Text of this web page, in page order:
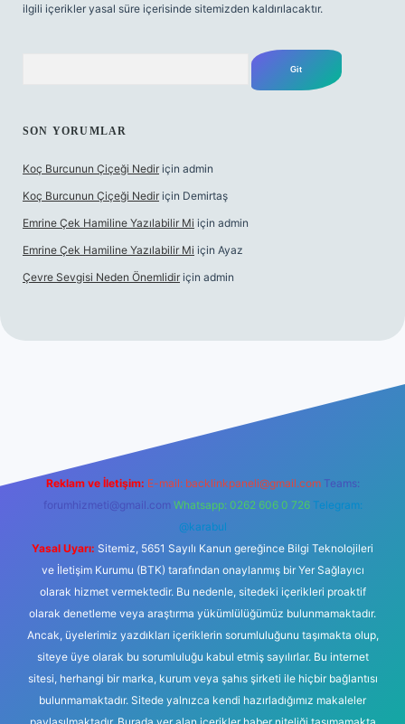
ilgili içerikler yasal süre içerisinde sitemizden kaldırılacaktır.
SON YORUMLAR
Koç Burcunun Çiçeği Nedir için admin
Koç Burcunun Çiçeği Nedir için Demirtaş
Emrine Çek Hamiline Yazılabilir Mi için admin
Emrine Çek Hamiline Yazılabilir Mi için Ayaz
Çevre Sevgisi Neden Önemlidir için admin
Reklam ve İletişim: E-mail: backlinkpaneli@gmail.com Teams:
forumhizmeti@gmail.com Whatsapp: 0262 606 0 726 Telegram:
@karabul
Yasal Uyarı: Sitemiz, 5651 Sayılı Kanun gereğince Bilgi Teknolojileri
ve İletişim Kurumu (BTK) tarafından onaylanmış bir Yer Sağlayıcı
olarak hizmet vermektedir. Bu nedenle, sitedeki içerikleri proaktif
olarak denetleme veya araştırma yükümlülüğümüz bulunmamaktadır.
Ancak, üyelerimiz yazdıkları içeriklerin sorumluluğunu taşımakta olup,
siteye üye olarak bu sorumluluğu kabul etmiş sayılırlar. Bu internet
sitesi, herhangi bir marka, kurum veya şahıs şirketi ile hiçbir bağlantısı
bulunmamaktadır. Sitede yalnızca kendi hazırladığımız makaleler